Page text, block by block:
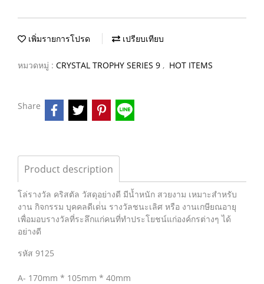
เพิ่มรายการโปรด เปรียบเทียบ
หมวดหมู่ : CRYSTAL TROPHY SERIES 9 , HOT ITEMS
Share
Product description
โล่รางวัล คริสตัล วัสดุอย่างดี มีน้ำหนัก สวยงาม เหมาะสำหรับ
งาน กิจกรรม บุคคลดีเด่่น รางวัลชนะเลิศ หรือ งานเกษียณอายุ
เพื่อมอบรางวัลที่ระลึกแก่คนที่ทำประโยชน์แก่องค์กรต่างๆ ได้
อย่างดี
รหัส 9125
A- 170mm * 105mm * 40mm